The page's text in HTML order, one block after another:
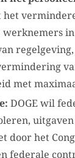
het
werknemers
met
DOGE wil
door het
federale